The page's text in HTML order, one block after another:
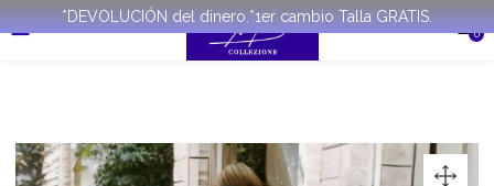
*DEVOLUCIÓN del dinero.*1er cambio Talla GRATIS.
0